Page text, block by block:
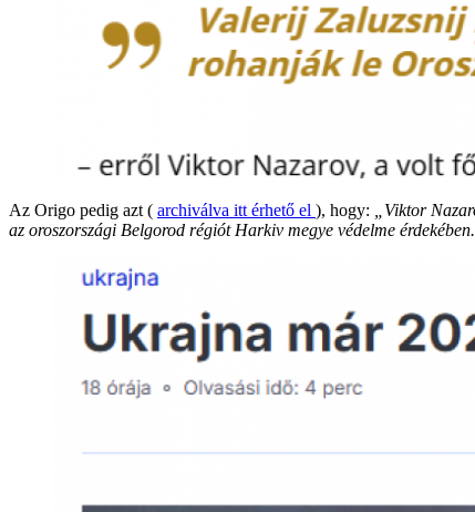
Az Origo pedig azt ( archiválva itt érhető el ), hogy: „Viktor
az oroszországi Belgorod régiót Harkiv megye védelme